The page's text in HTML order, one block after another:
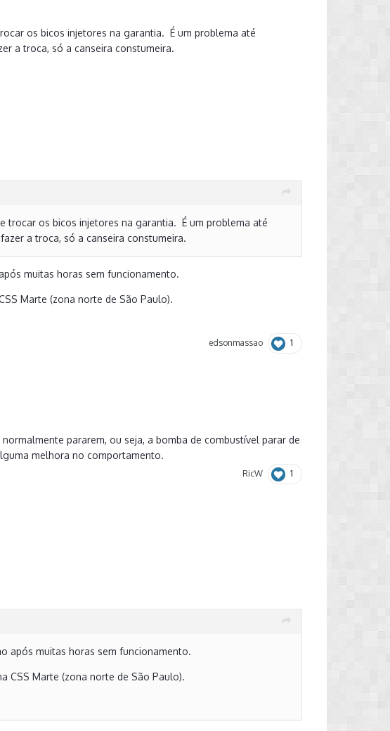
os bicos injetores na garantia. É um problema até
a troca, só a canseira constumeira.
trocar os bicos injetores na garantia. É um problema até
a troca, só a canseira constumeira.
muitas horas sem funcionamento.
Marte (zona norte de São Paulo).
edsonmassao 1
pararem, ou seja, a bomba de combustível parar de
melhora no comportamento.
RicW 1
após muitas horas sem funcionamento.
CSS Marte (zona norte de São Paulo).